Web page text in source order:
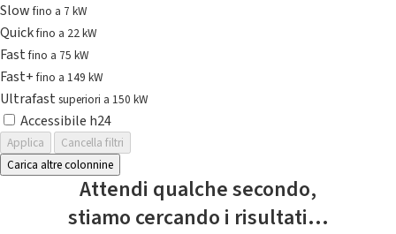
Slowfino a 7 kW
Quickfino a 22 kW
Fastfino a 75 kW
Fast+fino a 149 kW
Ultrafast superiori a 150 kW
Accessibile h24
Applica
Cancella filtri
Carica altre colonnine
Attendi qualche secondo,
stiamo cercando i risultati...